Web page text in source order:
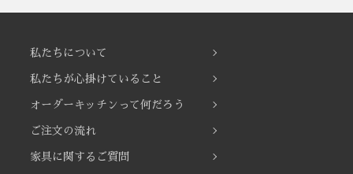
私たちについて
私たちが心掛けていること
オーダーキッチンって何だろう
ご注文の流れ
家具に関するご質問